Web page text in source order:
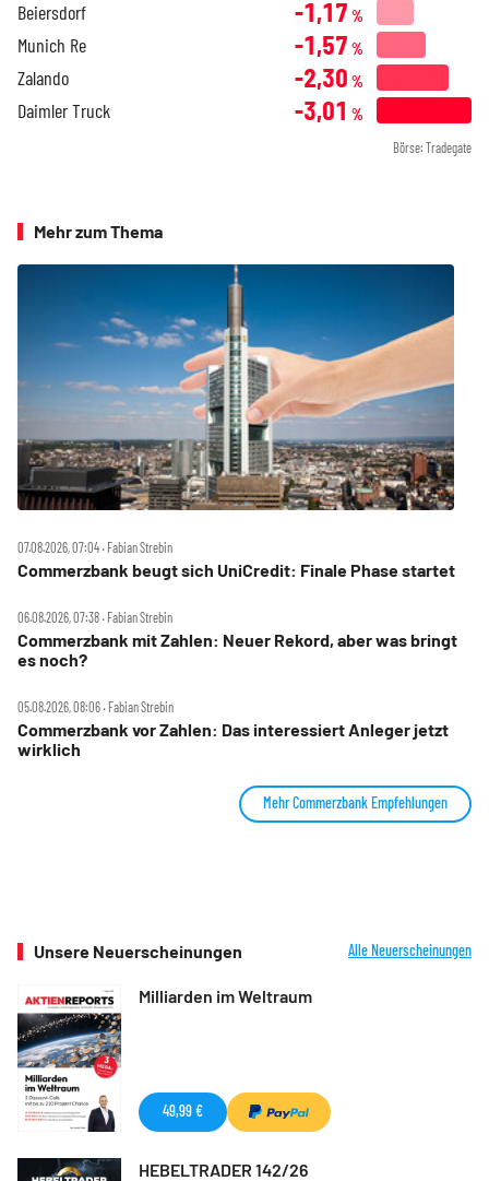
Beiersdorf -1,17 %
Munich Re -1,57 %
Zalando -2,30 %
Daimler Truck -3,01 %
Börse: Tradegate
Mehr zum Thema
07.08.2026, 07:04 ‧ Fabian Strebin
Commerzbank beugt sich UniCredit: Finale Phase startet
06.08.2026, 07:38 ‧ Fabian Strebin
Commerzbank mit Zahlen: Neuer Rekord, aber was bringt
es noch?
05.08.2026, 08:06 ‧ Fabian Strebin
Commerzbank vor Zahlen: Das interessiert Anleger jetzt
wirklich
Mehr Commerzbank Empfehlungen
Unsere Neuerscheinungen Alle Neuerscheinungen
Milliarden im Weltraum
49,99 €
HEBELTRADER 142/26